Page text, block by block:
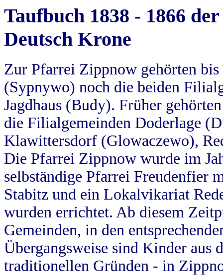
Taufbuch 1838 - 1866
Deutsch Krone
Zur Pfarrei Zippnow gehörten
(Sypnywo) noch die beiden
Jagdhaus (Budy). Früher
die Filialgemeinden Doderlage
Klawittersdorf (Glowaczewo),
Die Pfarrei Zippnow wurde im
selbständige Pfarrei Freudenfier
Stabitz und ein Lokalvikariat
wurden errichtet. Ab diesem
Gemeinden, in den
Übergangsweise sind Kinder aus
traditionellen Gründen - in